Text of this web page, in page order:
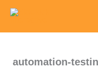
content
automation-